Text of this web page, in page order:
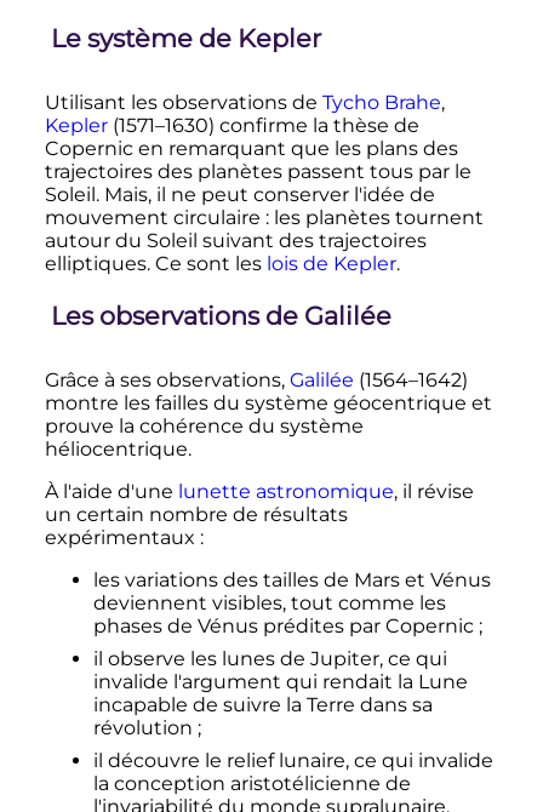
Le système de Kepler
Utilisant les observations de Tycho Brahe,
Kepler(1571–1630) confirme la thèse de
Copernic en remarquant que les plans des
trajectoires des planètes passent tous par le
Soleil. Mais, il ne peut conserver l'idée de
mouvement circulaire : les planètes tournent
autour du Soleil suivant des trajectoires
elliptiques. Ce sont les lois de Kepler.
Les observations de Galilée
Grâce à ses observations, Galilée (1564–1642)
montre les failles du système géocentrique et
prouve la cohérence du système
héliocentrique.
À l'aide d'une lunette astronomique, il révise
un certain nombre de résultats
expérimentaux :
les variations des tailles de Mars et Vénus
deviennent visibles, tout comme les
phases de Vénus prédites par Copernic ;
il observe les lunes de Jupiter, ce qui
invalide l'argument qui rendait la Lune
incapable de suivre la Terre dans sa
révolution ;
il découvre le relief lunaire, ce qui invalide
la conception aristotélicienne de
l'invariabilité du monde supralunaire.